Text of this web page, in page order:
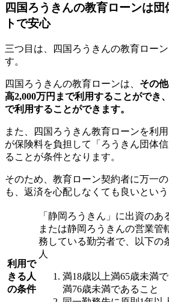
四国ろうきんの教育ローンは
トで安心
三つ目は、四国ろうきんの教育ロー
す。
四国ろうきんの教育ローンは、 その
高2,000万円まで利用することができ
で利用することができます。
また、四国ろうきん教育ローンを利
が保険料を負担して「ろうきん団体
ることが条件となります。
そのため、教育ローン契約者に万一
も、返済を心配しなくても良いとい
利用で
きる人
の条件
「静岡ろうきん」に出資のあ
または静岡ろうきんの営業管
務している勤労者で、以下の
人
満18歳以上満65歳未満
満76歳未満であること